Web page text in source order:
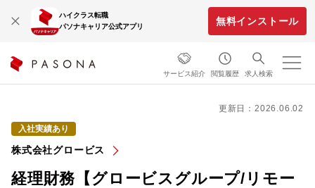
ハイクラス転職
パソナキャリア公式アプリ
無料インストール
サービス紹介 閲覧履歴 求人検索
更新日：2026.06.02
入社実績あり
株式会社グロービス
経理財務【グロービスグループ/リモー